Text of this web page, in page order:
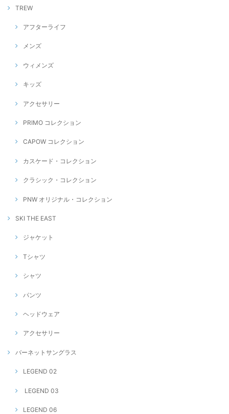
TREW
アフターライフ
メンズ
ウィメンズ
キッズ
アクセサリー
PRIMO コレクション
CAPOW コレクション
カスケード・コレクション
クラシック・コレクション
PNW オリジナル・コレクション
SKI THE EAST
ジャケット
Tシャツ
シャツ
パンツ
ヘッドウェア
アクセサリー
バーネットサングラス
LEGEND 02
LEGEND 03
LEGEND 06